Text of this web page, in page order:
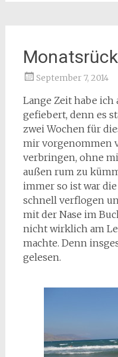
September 7, 2014
Lange Zeit habe ich
gefiebert, denn es
zwei Wochen für
mir vorgenommen
verbringen, ohne
außen rum zu
immer so ist war
schnell verflogen
mit der Nase im
nicht wirklich am
machte. Denn
gelesen.